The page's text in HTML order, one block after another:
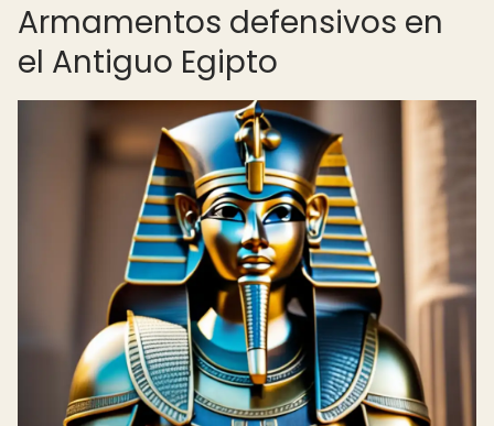
Armamentos defensivos en
el Antiguo Egipto